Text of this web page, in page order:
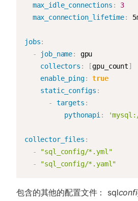
max_idle_connections :
3
max_connection_lifetime:
jobs:
-
job_name:
gpu
collectors : [gpu_count]
enable_ping:
true
static_configs :
-
targets :
pythonapi :
collector_files :
-
"sql_config/*.yml"
-
"sql_config/*.yaml"
包含的其他的配置文件： sql